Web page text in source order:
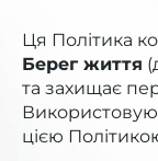
Ця Політика
Берег життя
та захищає
цією